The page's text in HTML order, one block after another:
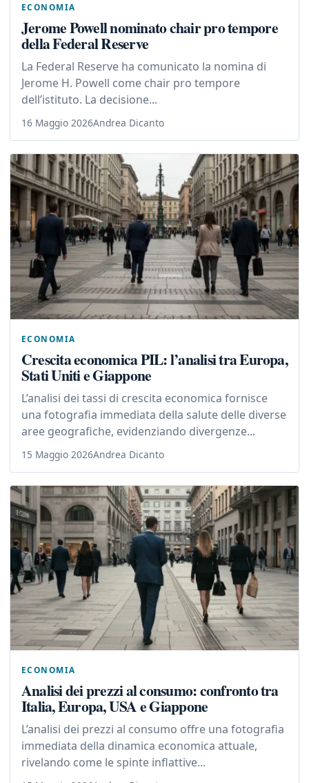
ECONOMIA
Jerome Powell nominato chair pro tempore
della Federal Reserve
La Federal Reserve ha comunicato la nomina di
Jerome H. Powell come chair pro tempore
dell’istituto. La decisione...
16 Maggio 2026Andrea Dicanto
ECONOMIA
Crescita economica PIL: l’analisi tra Europa,
Stati Uniti e Giappone
L’analisi dei tassi di crescita economica fornisce
una fotografia immediata della salute delle diverse
aree geografiche, evidenziando divergenze...
15 Maggio 2026Andrea Dicanto
ECONOMIA
Analisi dei prezzi al consumo: confronto tra
Italia, Europa, USA e Giappone
L’analisi dei prezzi al consumo offre una fotografia
immediata della dinamica economica attuale,
rivelando come le spinte inflattive...